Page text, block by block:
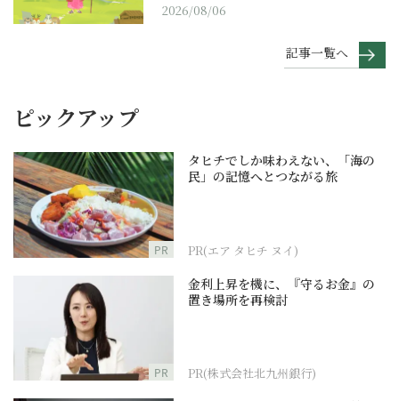
2026/08/06
記事一覧へ
ピックアップ
PR
タヒチでしか味わえない、「海の
民」の記憶へとつながる旅
PR(エア タヒチ ヌイ)
PR
金利上昇を機に、『守るお金』の
置き場所を再検討
PR(株式会社北九州銀行)